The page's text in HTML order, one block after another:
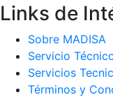
Links de
Sobre MADISA
Servicio
Servicios
Términos y